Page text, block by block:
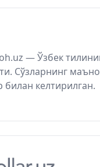
— Ўзбек
Сўзларнинг
билан келтирилган.